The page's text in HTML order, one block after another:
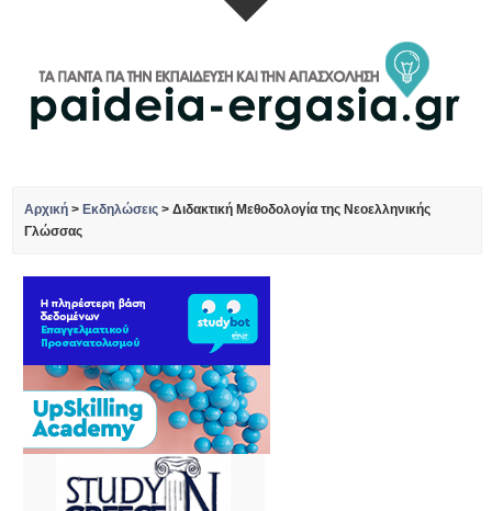
Αρχική > Εκδηλώσεις >Διδακτική Μεθοδολογία της Νεοελληνικής
Γλώσσας